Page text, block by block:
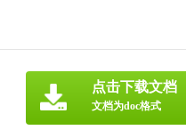
点击下载文档
文档为doc格式